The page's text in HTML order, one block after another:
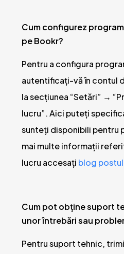
Cum configurez
pe Bookr?
Pentru a configura
autentificați-vă în contul
la secțiunea “Setări” →
lucru”. Aici puteți
sunteți disponibili pentru
mai multe informații
lucru accesați blog
Cum pot obține suport
unor întrebări sau
Pentru suport tehnic,